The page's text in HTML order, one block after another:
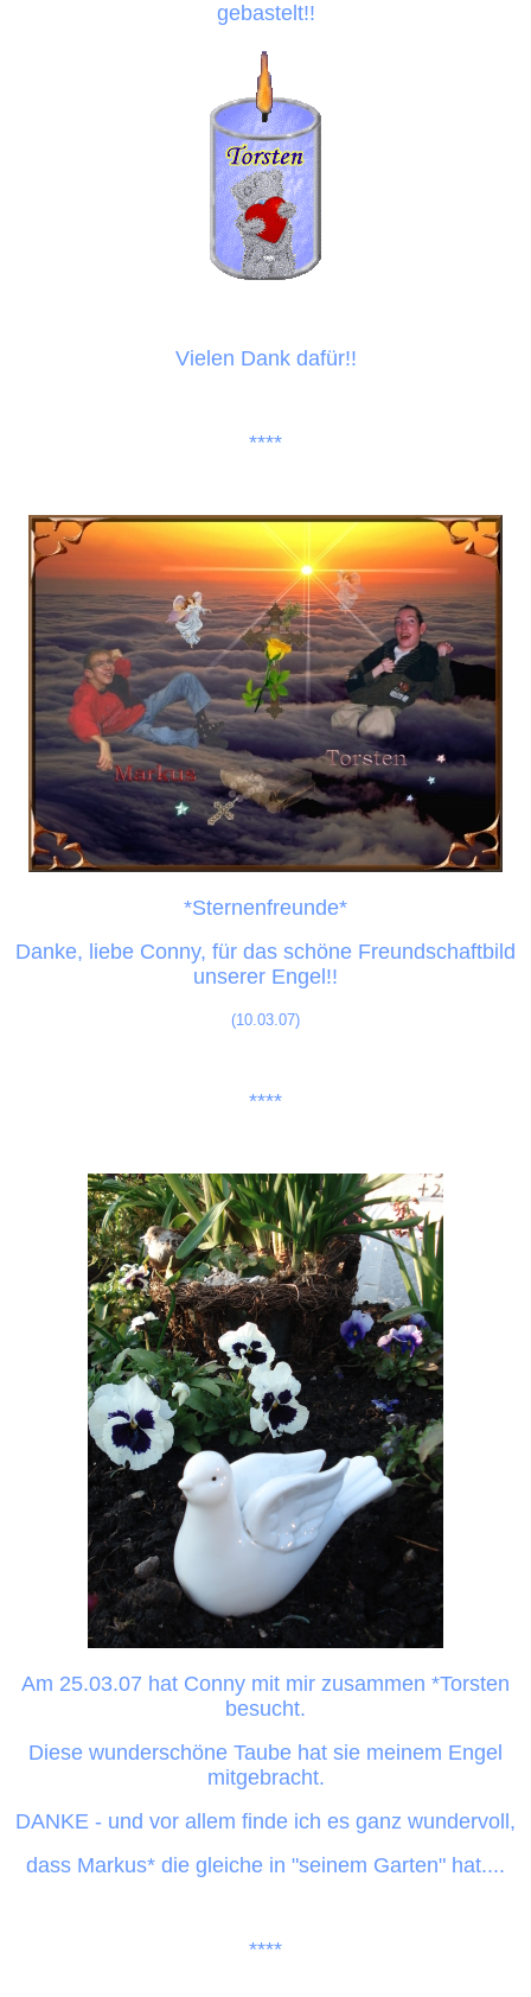
gebastelt!!
Vielen Dank dafür!!
****
*Sternenfreunde*
Danke, liebe Conny, für das schöne Freundschaftbild
unserer Engel!!
(10.03.07)
****
Am 25.03.07 hat Conny mit mir zusammen *Torsten
besucht.
Diese wunderschöne Taube hat sie meinem Engel
mitgebracht.
DANKE - und vor allem finde ich es ganz wundervoll,
dass Markus* die gleiche in "seinem Garten" hat....
****